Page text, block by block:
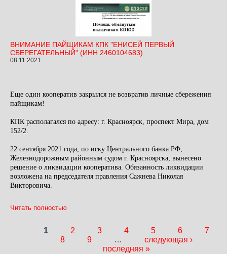
ВНИМАНИЕ ПАЙЩИКАМ КПК "ЕНИСЕЙ ПЕРВЫЙ
СБЕРЕГАТЕЛЬНЫЙ" (ИНН 2460104683)
08.11.2021
Еще один кооператив закрылся не возвратив личные сбережения
пайщикам!
КПК располагался по адресу: г. Красноярск, проспект Мира, дом
152/2.
22 сентября 2021 года, по иску Центрального банка РФ,
Железнодорожным районным судом г. Красноярска, вынесено
решение о ликвидации кооператива. Обязанность ликвидации
возложена на председателя правления Сажнева Николая
Викторовича.
Читать полностью
Страницы
1 2 3 4 5 6
7
8
9 …
следующая ›
последняя »